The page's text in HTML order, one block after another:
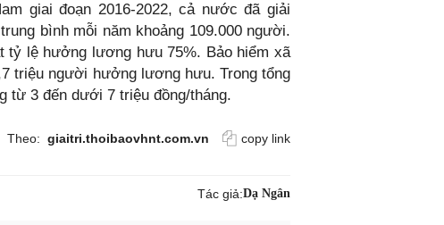
giai đoạn 2016-2022, cả nước đã giải
bình mỗi năm khoảng 109.000 người.
tỷ lệ hưởng lương hưu 75%. Bảo hiểm xã
triệu người hưởng lương hưu. Trong tổng
từ 3 đến dưới 7 triệu đồng/tháng.
Theo: giaitri.thoibaovhnt.com.vn copy link
Tác giả:Dạ Ngân